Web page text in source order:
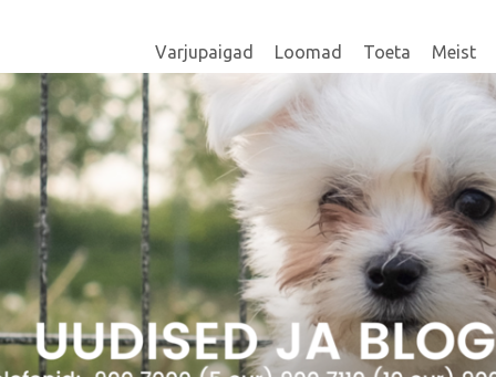
Varjupaigad Loomad Toeta Meist